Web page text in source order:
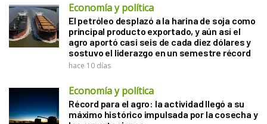
Economía y política
El petróleo desplazó a la harina de soja como
principal producto exportado, y aún así el
agro aportó casi seis de cada diez dólares y
sostuvo el liderazgo en un semestre récord
hace 10 días
Economía y política
Récord para el agro: la actividad llegó a su
máximo histórico impulsada por la cosecha y